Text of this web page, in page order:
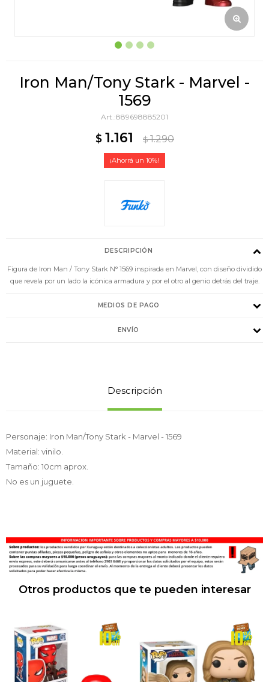
Iron Man/Tony Stark - Marvel -
1569
889698885201
$ 1.161 $ 1.290
10
DESCRIPCIÓN
Figura de Iron Man / Tony Stark N° 1569 inspirada en Marvel, con diseño dividido
que revela por un lado la icónica armadura y por el otro al genio detrás del traje.
MEDIOS DE PAGO
ENVÍO
Descripción
Personaje: Iron Man/Tony Stark - Marvel - 1569
Material: vinilo.
Tamaño: 10cm aprox.
No es un juguete.
Otros productos que te pueden interesar